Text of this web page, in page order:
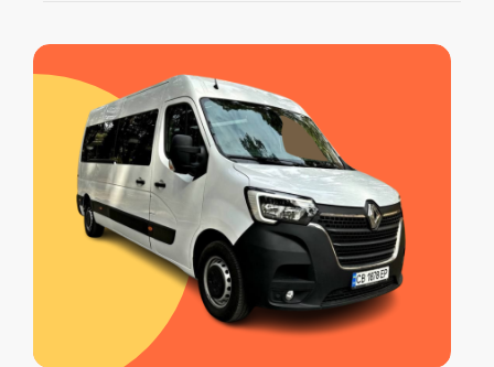
перевезення тварин, перевезення
документів, доставка передач,
індивідуальний трансфер до
Європи.